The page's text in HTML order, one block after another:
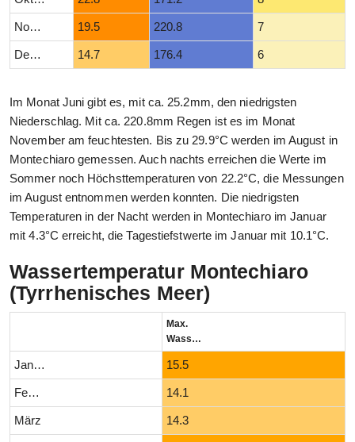
November 19.5 220.8 7
Dezember 14.7 176.4 6
Im Monat Juni gibt es, mit ca. 25.2mm, den niedrigsten
Niederschlag. Mit ca. 220.8mm Regen ist es im Monat
November am feuchtesten. Bis zu 29.9°C werden im August in
Montechiaro gemessen. Auch nachts erreichen die Werte im
Sommer noch Höchsttemperaturen von 22.2°C, die Messungen
im August entnommen werden konnten. Die niedrigsten
Temperaturen in der Nacht werden in Montechiaro im Januar
mit 4.3°C erreicht, die Tagestiefstwerte im Januar mit 10.1°C.
Wassertemperatur Montechiaro
(Tyrrhenisches Meer)
Max.
Wassertemperatur (°C)
Januar 15.5
Februar 14.1
März 14.3